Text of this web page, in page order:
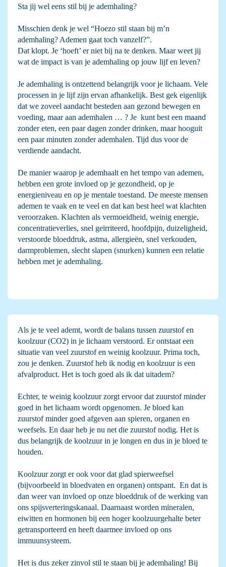
Sta jij wel eens stil bij je ademhaling?
Misschien denk je wel “Hoezo stil staan bij m’n
ademhaling? Ademen gaat toch vanzelf?”.
Dat klopt. Je ‘hoeft’ er niet bij na te denken. Maar weet jij
wat de impact is van je ademhaling op jouw lijf en leven?
Je ademhaling is ontzettend belangrijk voor je lichaam. Vele
processen in je lijf zijn ervan afhankelijk. Best gek eigenlijk
dat we zoveel aandacht besteden aan gezond bewegen en
voeding, maar aan ademhalen … ? Je kunt best een maand
zonder eten, een paar dagen zonder drinken, maar hooguit
een paar minuten zonder ademhalen. Tijd dus voor de
verdiende aandacht.
De manier waarop je ademhaalt en het tempo van ademen,
hebben een grote invloed op je gezondheid, op je
energieniveau en op je mentale toestand. De meeste mensen
ademen te vaak en te veel en dat kan best heel wat klachten
veroorzaken. Klachten als vermoeidheid, weinig energie,
concentratieverlies, snel geïrriteerd, hoofdpijn, duizeligheid,
verstoorde bloeddruk, astma, allergieën, snel verkouden,
darmproblemen, slecht slapen (snurken) kunnen een relatie
hebben met je ademhaling.
Als je te veel ademt, wordt de balans tussen zuurstof en
koolzuur (CO2) in je lichaam verstoord. Er ontstaat een
situatie van veel zuurstof en weinig koolzuur. Prima toch,
zou je denken. Zuurstof heb ik nodig en koolzuur is een
afvalproduct. Het is toch goed als ik dat uitadem?
Echter, te weinig koolzuur zorgt ervoor dat zuurstof minder
goed in het lichaam wordt opgenomen. Je bloed kan
zuurstof minder goed afgeven aan spieren, organen en
weefsels. En daar heb je nu net die zuurstof nodig. Het is
dus belangrijk de koolzuur in je longen en dus in je bloed te
houden.
Koolzuur zorgt er ook voor dat glad spierweefsel
(bijvoorbeeld in bloedvaten en organen) ontspant. En dat is
dan weer van invloed op onze bloeddruk of de werking van
ons spijsverteringskanaal. Daarnaast worden mineralen,
eiwitten en hormonen bij een hoger koolzuurgehalte beter
getransporteerd en heeft daarmee invloed op ons
immuunsysteem.
Het is dus zeker zinvol stil te staan bij je ademhaling! Bij